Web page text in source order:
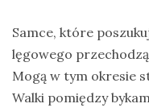
Samce, które
lęgowego
Mogą w tym okresie
Walki pomiędzy